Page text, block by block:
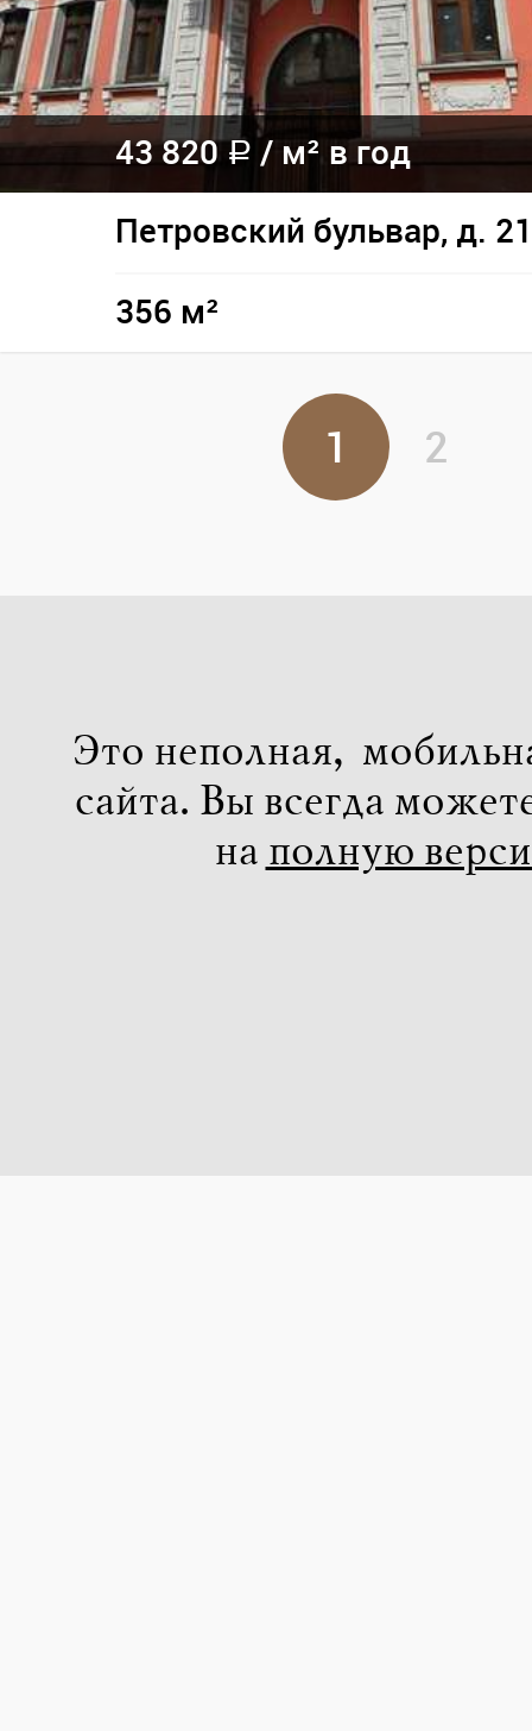
43 820a / м² в год
Петровский бульвар, д. 21
356 м²
1 2
Это неполная,
сайта. Вы всегда
на полную